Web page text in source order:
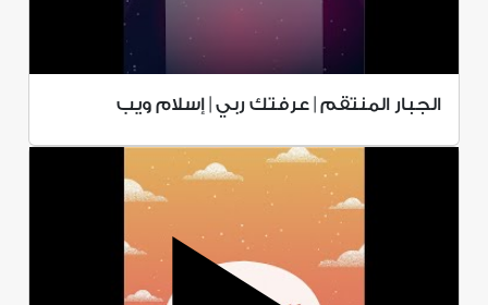
الجبار المنتقم | عرفتك ربي | إسلام ويب